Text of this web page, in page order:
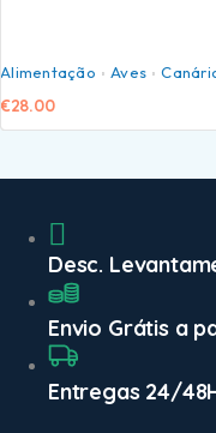
Alimentação Aves
€28.00
Desc.
Envio Grátis a
Entregas 24/